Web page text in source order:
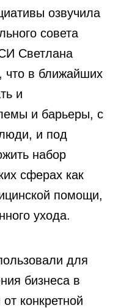
озвучила
совета
Светлана
в ближайших
и
и барьеры, с
и под
набор
сферах как
помощи,
ухода.
для
бизнеса в
конкретной